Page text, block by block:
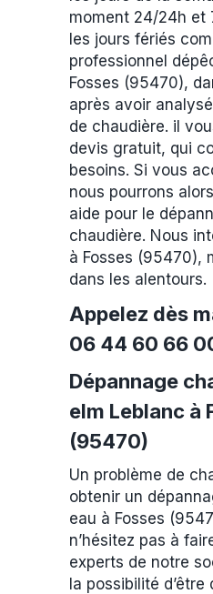
moment 24/24h et
les jours fériés
professionnel
Fosses (95470),
après avoir
de chaudière. il
devis gratuit, qui
besoins. Si vous
nous pourrons
aide pour le
chaudière. Nous
à Fosses (95470),
dans les alentours.
Appelez dès
06 44 60 66
Dépannage
elm Leblanc à
(95470)
Un problème de
obtenir un
eau à Fosses
n’hésitez pas à
experts de notre
la possibilité d’être